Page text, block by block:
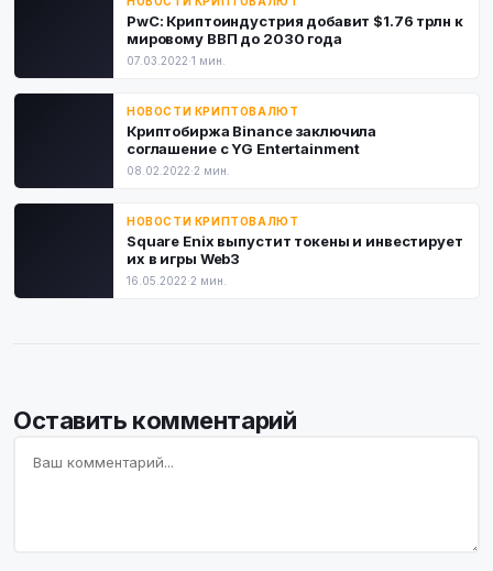
PwC: Криптоиндустрия добавит $1.76 трлн к
мировому ВВП до 2030 года
07.03.2022·1 мин.
НОВОСТИ КРИПТОВАЛЮТ
Криптобиржа Binance заключила
соглашение с YG Entertainment
08.02.2022·2 мин.
НОВОСТИ КРИПТОВАЛЮТ
Square Enix выпустит токены и инвестирует
их в игры Web3
16.05.2022·2 мин.
Оставить комментарий